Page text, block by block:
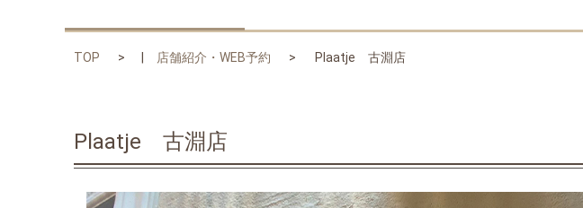
TOP 店舗紹介・WEB予約 Plaatje 古淵店
Plaatje 古淵店